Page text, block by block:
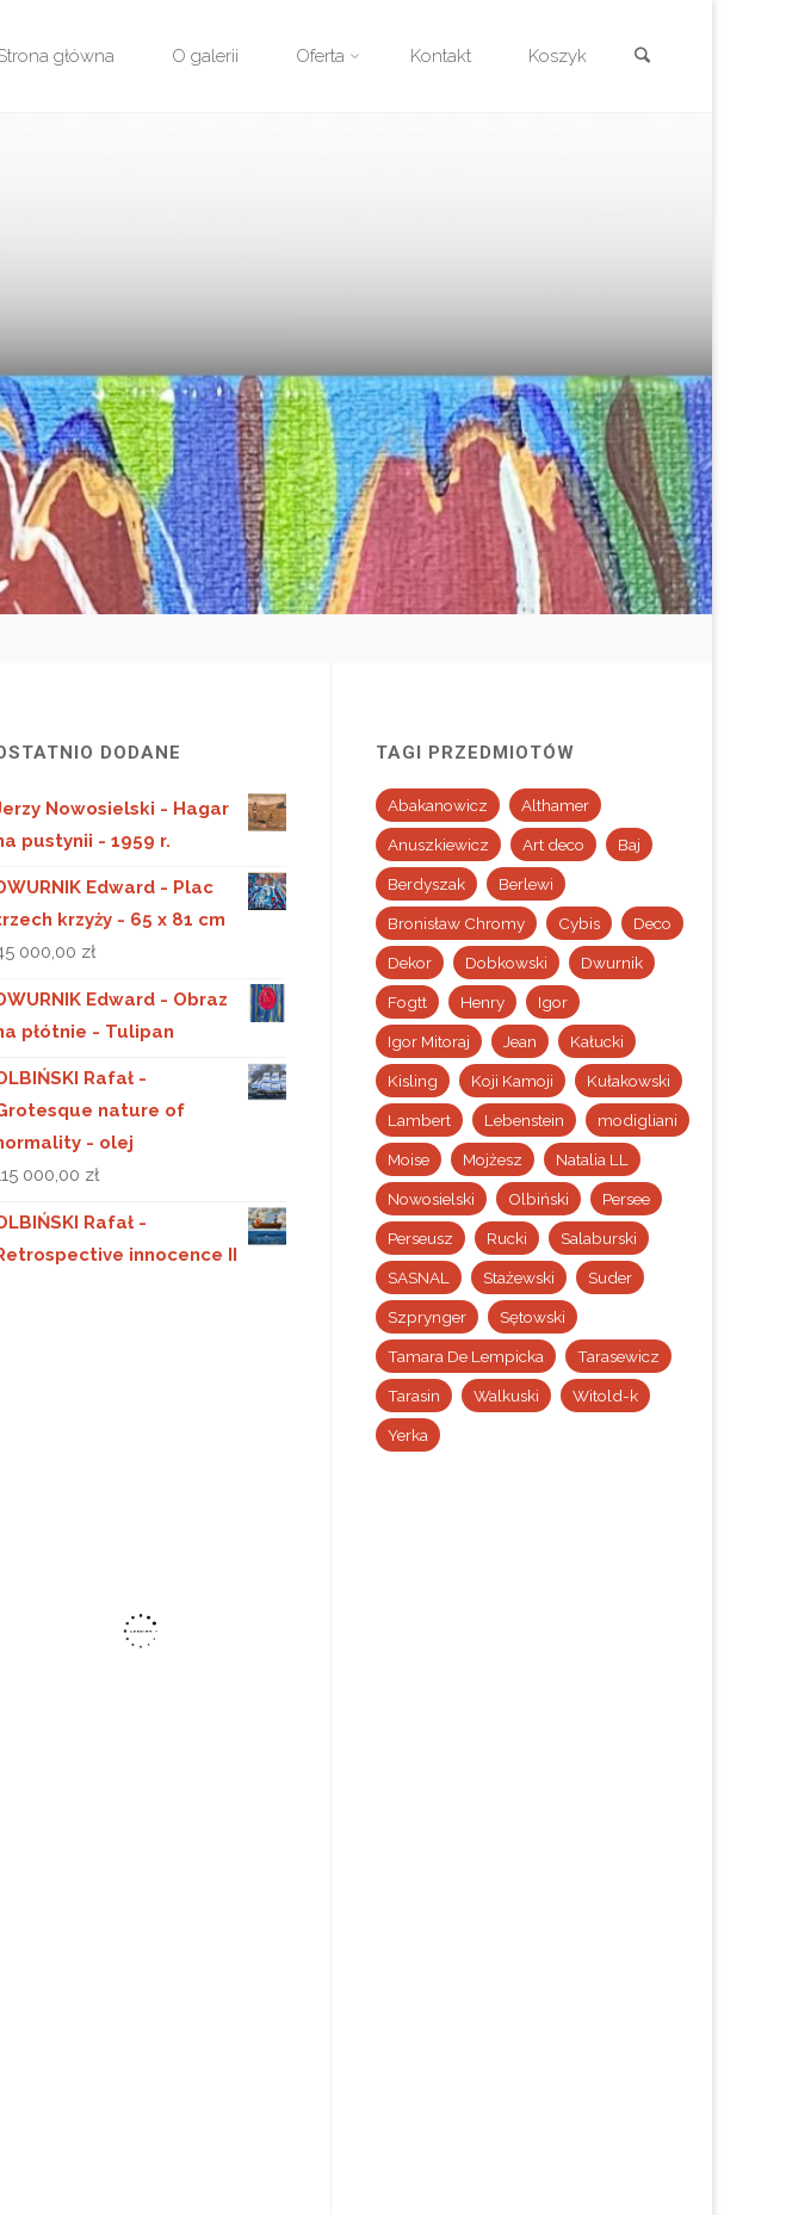
główna O galerii Oferta Kontakt Koszyk
DODANE
Nowosielski - Hagar
pustynii - 1959 r.
Edward - Plac
krzyży - 65 x 81 cm
000,00 zł
Edward - Obraz
płótnie - Tulipan
Rafał -
nature of
- olej
000,00 zł
Rafał -
innocence II
TAGI PRZEDMIOTÓW
Abakanowicz Althamer
Anuszkiewicz Art deco Baj
Berdyszak Berlewi
Bronisław Chromy Cybis Deco
Dekor Dobkowski Dwurnik
Fogtt Henry Igor
Igor Mitoraj Jean Kałucki
Kisling Koji Kamoji Kułakowski
Lambert Lebenstein modigliani
Moise Mojżesz Natalia LL
Nowosielski Olbiński Persee
Perseusz Rucki Salaburski
SASNAL Stażewski Suder
Szprynger Sętowski
Tamara De Lempicka Tarasewicz
Tarasin Walkuski Witold-k
Yerka